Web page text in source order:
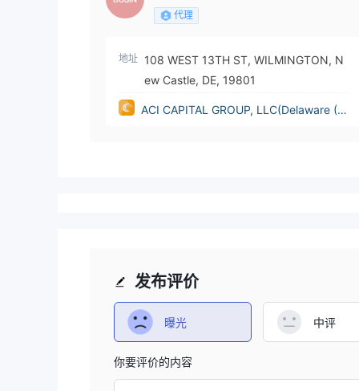
ED 代理
地址 108 WEST 13TH ST, WILMINGTON, N
ew Castle, DE, 19801
ACI CAPITAL GROUP, LLC(Delaware (U
发布评价
曝光 中评
你要评价的内容